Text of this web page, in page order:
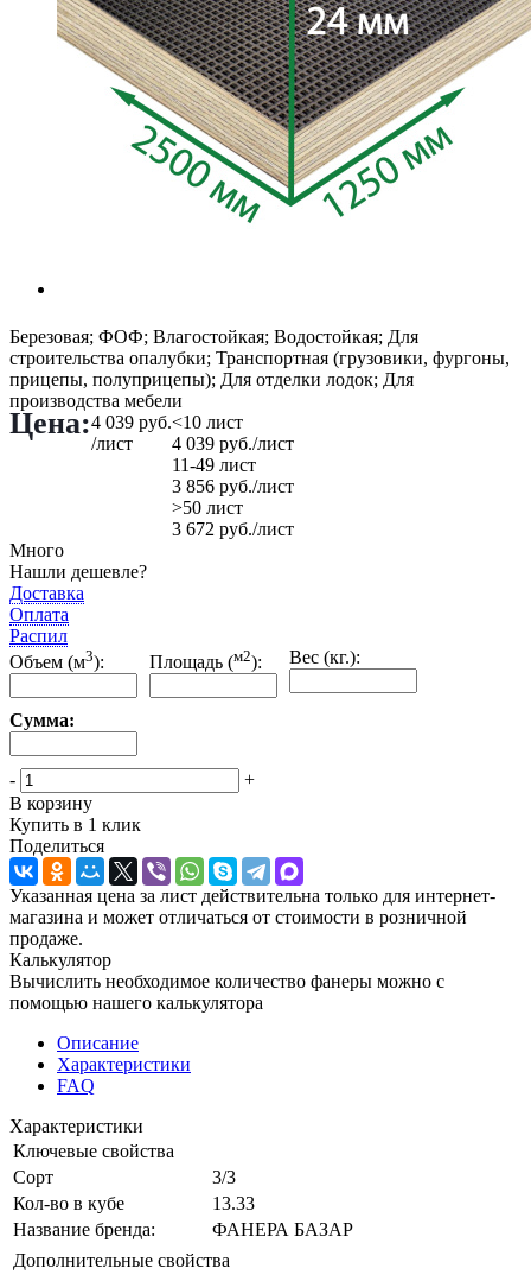
Березовая; ФОФ; Влагостойкая; Водостойкая; Для
строительства опалубки; Транспортная (грузовики, фургоны,
прицепы, полуприцепы); Для отделки лодок; Для
производства мебели
Цена:4 039 руб.
/лист
<10 лист
4 039 руб./лист
11-49 лист
3 856 руб./лист
>50 лист
3 672 руб./лист
Много
Нашли дешевле?
Доставка
Оплата
Распил
Объем (м3): Площадь (м2): Вес (кг.):
Сумма:
-
+
В корзину
Купить в 1 клик
Поделиться
Указанная цена за лист действительна только для интернет-
магазина и может отличаться от стоимости в розничной
продаже.
Калькулятор
Вычислить необходимое количество фанеры можно с
помощью нашего калькулятора
Описание
Характеристики
FAQ
Характеристики
Ключевые свойства
Сорт
3/3
Кол-во в кубе
13.33
Название бренда:
ФАНЕРА БАЗАР
Дополнительные свойства